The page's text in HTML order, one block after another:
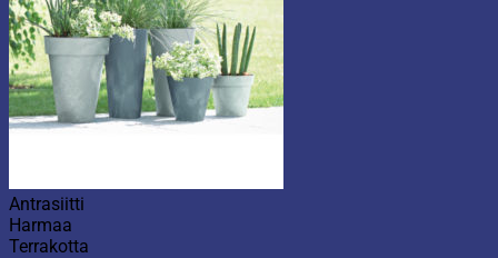
Antrasiitti
Harmaa
Terrakotta